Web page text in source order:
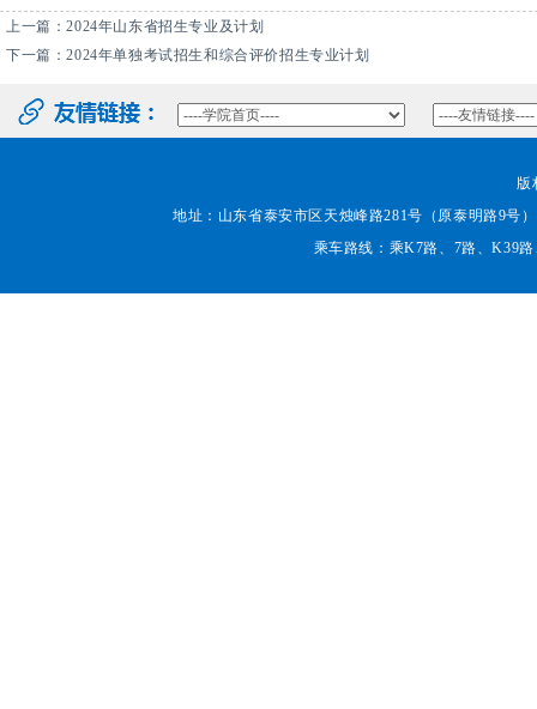
上一篇：2024年山东省招生专业及计划
下一篇：2024年单独考试招生和综合评价招生专业计划
版
地址：山东省泰安市区天烛峰路281号（原泰明路9号
乘车路线：乘K7路、7路、K39